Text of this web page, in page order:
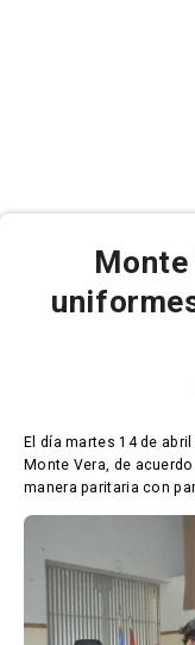
Monte
El día martes 14 de
Monte Vera, de
manera paritaria con